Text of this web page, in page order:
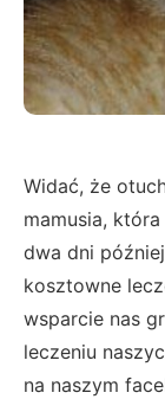
Widać, że
mamusia,
dwa dni
kosztowne
wsparcie nas
leczeniu
na naszym